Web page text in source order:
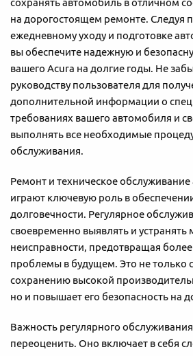
на дорогостоящем ремонте. Следуя
ежедневному уходу и подготовке
вы обеспечите надежную и
вашего Acura на долгие годы. Не
руководству пользователя для
дополнительной информации о
требованиях вашего автомобиля и
выполнять все необходимые
обслуживания.
Ремонт и техническое
играют ключевую роль в
долговечности. Регулярное
своевременно выявлять и устранять
неисправности, предотвращая
проблемы в будущем. Это не только
сохранению высокой
но и повышает его безопасность на
Важность регулярного
переоценить. Оно включает в себя